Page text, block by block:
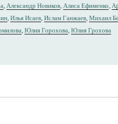
, Александр Новиков, Алиса Ефименко,
, Илья Исаев, Ислам Ганжаев, Михаил
, Юлия Горохова, Юлия Грохова